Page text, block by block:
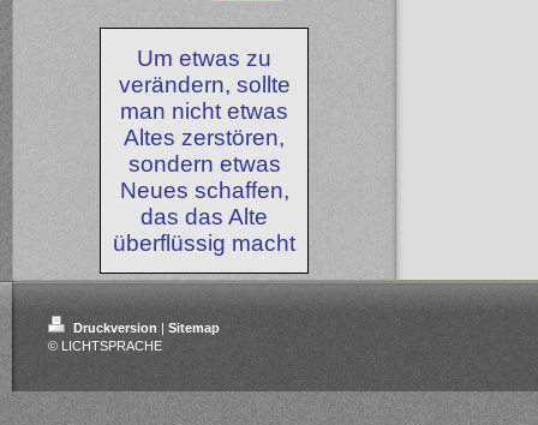
Um etwas zu
verändern, sollte
man nicht etwas
Altes zerstören,
sondern etwas
Neues schaffen,
das das Alte
überflüssig macht
Druckversion
Sitemap
© LICHTSPRACHE